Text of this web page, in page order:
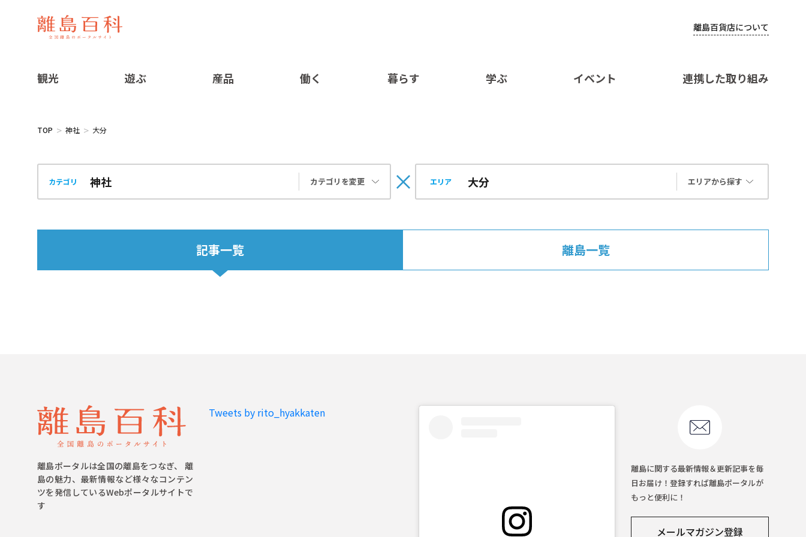
離島百貨店について
観光 遊ぶ 産品 働く 暮らす 学ぶ イベント 連携した取り組み
TOP 神社 大分
カテゴリ カテゴリを変更 エリア エリアから探す
記事一覧 離島一覧
離島ポータルは全国の離島をつなぎ、 離
島の魅力、最新情報など様々なコンテン
ツを発信しているWebポータルサイトで
す
Tweets by rito_hyakkaten
離島に関する最新情報＆更新記事を毎
日お届け！登録すれば離島ポータルが
もっと便利に！
メールマガジン登録